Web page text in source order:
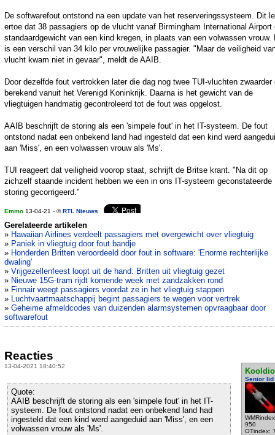
De softwarefout ontstond na een update van het reserveringssysteem. Dit
ertoe dat 38 passagiers op de vlucht vanaf Birmingham International Airport
standaardgewicht van een kind kregen, in plaats van een volwassen vrouw.
is een verschil van 34 kilo per vrouwelijke passagier. "Maar de veiligheid
vlucht kwam niet in gevaar", meldt de AAIB.
Door dezelfde fout vertrokken later die dag nog twee TUI-vluchten zwaarder
berekend vanuit het Verenigd Koninkrijk. Daarna is het gewicht van de
vliegtuigen handmatig gecontroleerd tot de fout was opgelost.
AAIB beschrijft de storing als een 'simpele fout' in het IT-systeem. De fout
ontstond nadat een onbekend land had ingesteld dat een kind werd
aan 'Miss', en een volwassen vrouw als 'Ms'.
TUI reageert dat veiligheid voorop staat, schrijft de Britse krant. "Na dit op
zichzelf staande incident hebben we een in ons IT-systeem geconstateerde
storing gecorrigeerd."
Emmo 13-04-21 - ©RTL Nieuws
Gerelateerde artikelen
» Hawaiian Airlines verdeelt passagiers met overgewicht over vliegtuig
» Paniek in vliegtuig door fout bandje
» Honderden Britten veroordeeld door fout in software: 'Enorme rechterlijke
dwaling'
» Vrijgezellenfeest loopt uit de hand: Britten uit vliegtuig gezet
» Nieuwe 15G-tram rijdt komende week met zandzakken rond
» Finnair weegt passagiers voordat ze in het vliegtuig stappen
» Luchtvaartmaatschappij begint passagiers te wegen voor vertrek
» Geheime afmeldcodes van duizenden alarmsystemen opvraagbaar door
softwarefout
Reacties
13-04-2021 18:40:52
Senior lid
950
OTindex:
Quote:
AAIB beschrijft de storing als een 'simpele fout' in het IT-
systeem. De fout ontstond nadat een onbekend land had
ingesteld dat een kind werd aangeduid aan 'Miss', en een
volwassen vrouw als 'Ms'.